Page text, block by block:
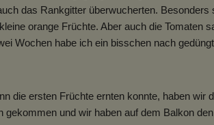
das Rankgitter überwucherten.
orange Früchte. Aber auch die Tomaten
Wochen habe ich ein bisschen nach
die ersten Früchte ernten konnte, haben
gekommen und wir haben auf dem Balkon